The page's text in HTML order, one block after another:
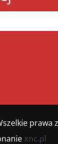
prawa
xnc.pl